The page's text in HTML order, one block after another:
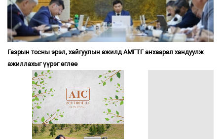
Газрын тосны эрэл, хайгуулын ажилд АМГТГ анхаарал хандуулж
ажиллахыг үүрэг өглөө